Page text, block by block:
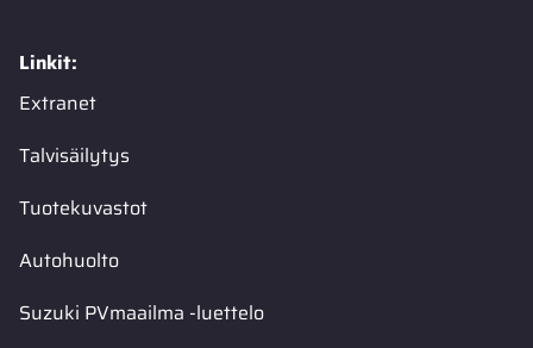
Linkit:
Extranet
Talvisäilytys
Tuotekuvastot
Autohuolto
Suzuki PVmaailma -luettelo